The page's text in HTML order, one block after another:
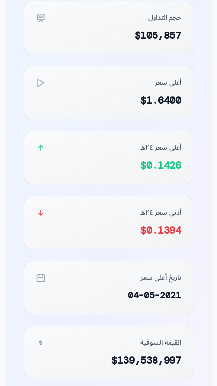
حجم التداول
$105,857
أعلى سعر
$1.6400
أعلى سعر ٢٤ه
$0.1426
أدنى سعر ٢٤ه
$0.1394
تاريخ أعلى سعر
04-05-2021
القيمة السوقية
$139,538,997